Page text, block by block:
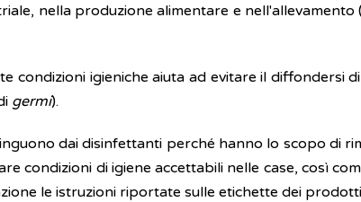
nella produzione alimentare e
condizioni igieniche aiuta ad evitare il diffondersi
germi).
dai disinfettanti perché hanno lo scopo di
condizioni di igiene accettabili nelle case, così
le istruzioni riportate sulle etichette dei